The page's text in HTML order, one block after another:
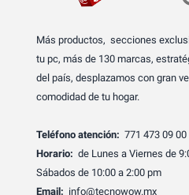
Más productos, secciones
tu pc, más de 130 marcas,
del país, desplazamos con gran
comodidad de tu hogar.
Teléfono atención: 771 473 09 00
Horario: de Lunes a Viernes de
Sábados de 10:00 a 2:00 pm
Email: info@tecnowow.mx